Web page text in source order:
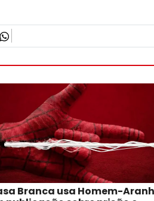
Branca usa Homem-